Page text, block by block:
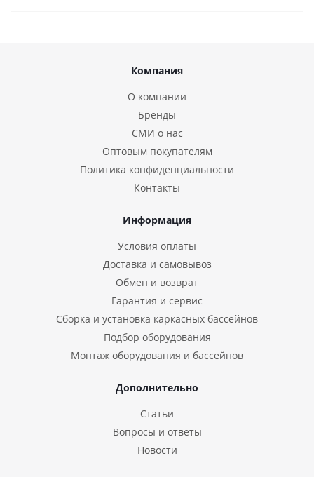
Компания
О компании
Бренды
СМИ о нас
Оптовым покупателям
Политика конфиденциальности
Контакты
Информация
Условия оплаты
Доставка и самовывоз
Обмен и возврат
Гарантия и сервис
Сборка и установка каркасных бассейнов
Подбор оборудования
Монтаж оборудования и бассейнов
Дополнительно
Статьи
Вопросы и ответы
Новости